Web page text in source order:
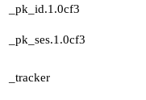
_pk_id.1.0cf3
_pk_ses.1.0cf3
_tracker